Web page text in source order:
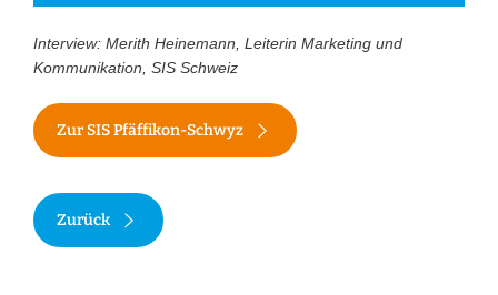
Interview: Merith Heinemann, Leiterin Marketing und
Kommunikation, SIS Schweiz
Zur SIS Pfäffikon-Schwyz
Zurück